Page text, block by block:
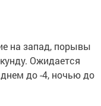
на запад, порывы
Ожидается
до -4, ночью до